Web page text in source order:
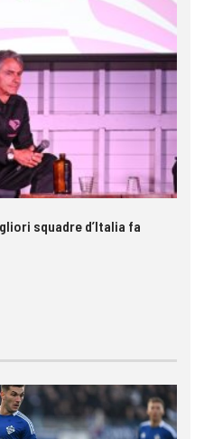
squadre d’Italia fa